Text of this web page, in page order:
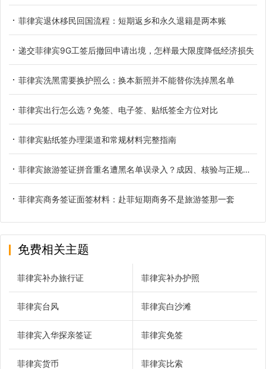
菲律宾退休移民回国流程：短期返乡和永久退籍是两本账
递交菲律宾9G工签后撤回申请出境，怎样最大限度降低经济损失
菲律宾洗黑需要换护照么：换本新照并不能替你洗掉黑名单
菲律宾出行怎么选？免签、电子签、贴纸签全方位对比
菲律宾贴纸签办理渠道和常规材料完整指南
菲律宾旅游签证拼音重名遭黑名单误录入？成因、核验与正规解决办法
菲律宾商务签证面签材料：赴菲短期商务不是旅游签那一套
免费相关主题
菲律宾补办旅行证 菲律宾补办护照
菲律宾台风 菲律宾白沙滩
菲律宾入华探亲签证 菲律宾免签
菲律宾货币 菲律宾比索